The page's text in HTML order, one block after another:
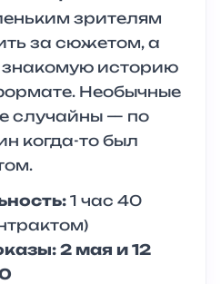
зрителям
за сюжетом, а
знакомую историю
Необычные
случайны — по
когда-то был
1 час 40
2 мая и 12